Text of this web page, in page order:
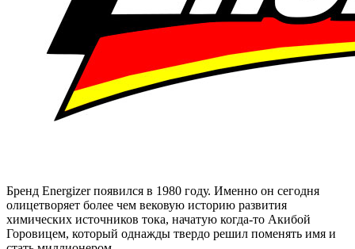
Бренд Energizer появился в 1980 году. Именно он сегодня
олицетворяет более чем вековую историю развития
химических источников тока, начатую когда-то Акибой
Горовицем, который однажды твердо решил поменять имя и